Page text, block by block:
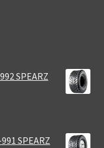
SPEARZ
SPEARZ